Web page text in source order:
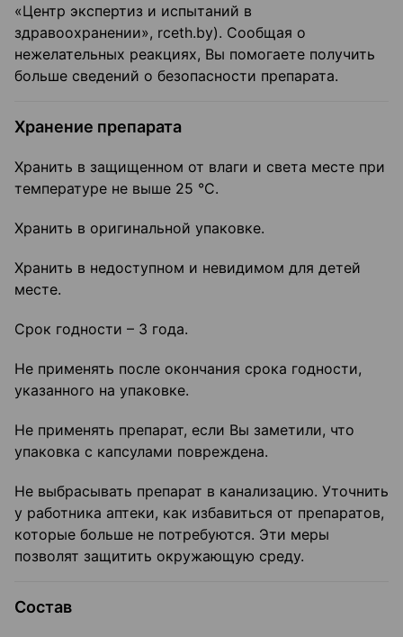
«Центр экспертиз и испытаний в
здравоохранении», rceth.by). Сообщая о
нежелательных реакциях, Вы помогаете получить
больше сведений о безопасности препарата.
Хранение препарата
Хранить в защищенном от влаги и света месте при
температуре не выше 25 °C.
Хранить в оригинальной упаковке.
Хранить в недоступном и невидимом для детей
месте.
Срок годности – 3 года.
Не применять после окончания срока годности,
указанного на упаковке.
Не применять препарат, если Вы заметили, что
упаковка с капсулами повреждена.
Не выбрасывать препарат в канализацию. Уточнить
у работника аптеки, как избавиться от препаратов,
которые больше не потребуются. Эти меры
позволят защитить окружающую среду.
Состав